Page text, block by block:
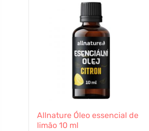
Allnature Óleo essencial de
limão 10 ml